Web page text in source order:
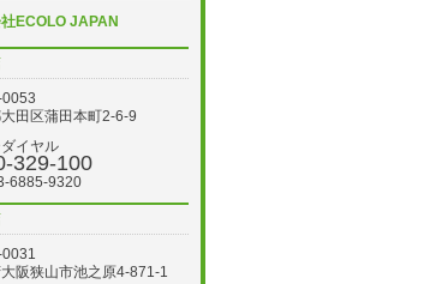
ECOLO JAPAN
田区蒲田本町2-6-9
イヤル
329-100
6885-9320
阪狭山市池之原4-871-1